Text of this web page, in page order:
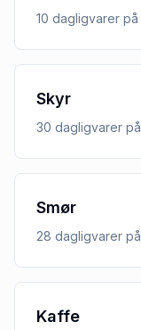
10 dagligvarer på
Skyr
30 dagligvarer
Smør
28 dagligvarer
Kaffe